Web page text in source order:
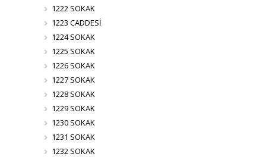
1222 SOKAK
1223 CADDESİ
1224 SOKAK
1225 SOKAK
1226 SOKAK
1227 SOKAK
1228 SOKAK
1229 SOKAK
1230 SOKAK
1231 SOKAK
1232 SOKAK